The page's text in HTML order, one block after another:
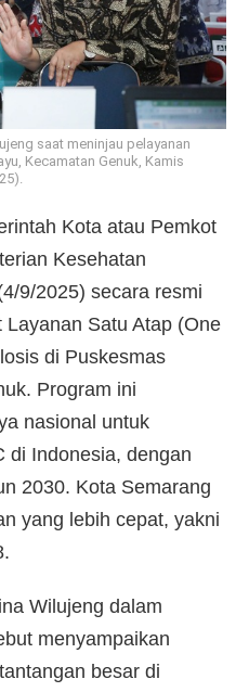
saat meninjau pelayanan
Kecamatan Genuk, Kamis
Kota atau Pemkot
Kesehatan
9/2025) secara resmi
Satu Atap (One
di Puskesmas
Program ini
nasional untuk
di Indonesia, dengan
2030. Kota Semarang
yang lebih cepat, yakni
Wilujeng dalam
menyampaikan
besar di